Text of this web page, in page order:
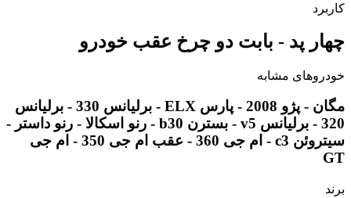
کاربرد
چهار پد - بابت دو چرخ عقب خودرو
خودروهای مشابه
مگان - پژو 2008 - پارس ELX - برلیانس 330 - برلیانس
320 - برلیانس v5 - بسترن b30 - رنو اسکالا - رنو داستر -
سیتروئن c3 - ام جی 360 - عقب ام جی 350 - ام جی
GT
برند